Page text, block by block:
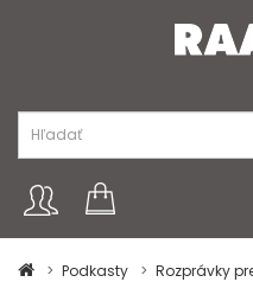
Podkasty
Rozprávky